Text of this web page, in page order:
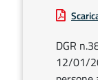
DGR
12/01/